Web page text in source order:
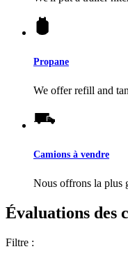
Propane
We offer refill and
Camions à vendre
Nous offrons la plus
Évaluations des
Filtre :